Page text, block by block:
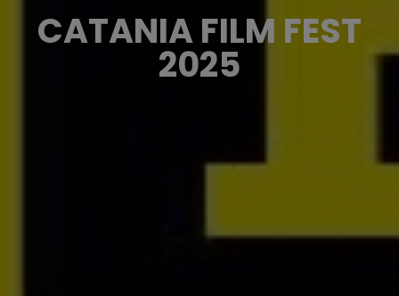
CATANIA FILM FEST
2025